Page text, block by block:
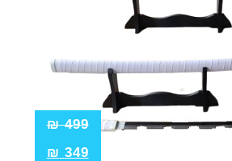
499
₪
349
₪